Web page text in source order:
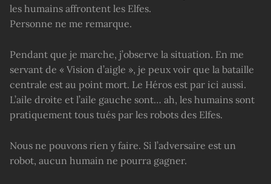
les humains affrontent les Elfes.
Personne ne me remarque.
Pendant que je marche, j’observe la situation. En me
servant de « Vision d’aigle », je peux voir que la bataille
centrale est au point mort. Le Héros est par ici aussi.
L’aile droite et l’aile gauche sont… ah, les humains sont
pratiquement tous tués par les robots des Elfes.
Nous ne pouvons rien y faire. Si l’adversaire est un
robot, aucun humain ne pourra gagner.